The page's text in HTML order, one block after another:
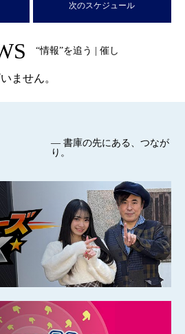
次のスケジュール
“情報”を追う | 催し
ません。
— 書庫の先にある、つなが
り。